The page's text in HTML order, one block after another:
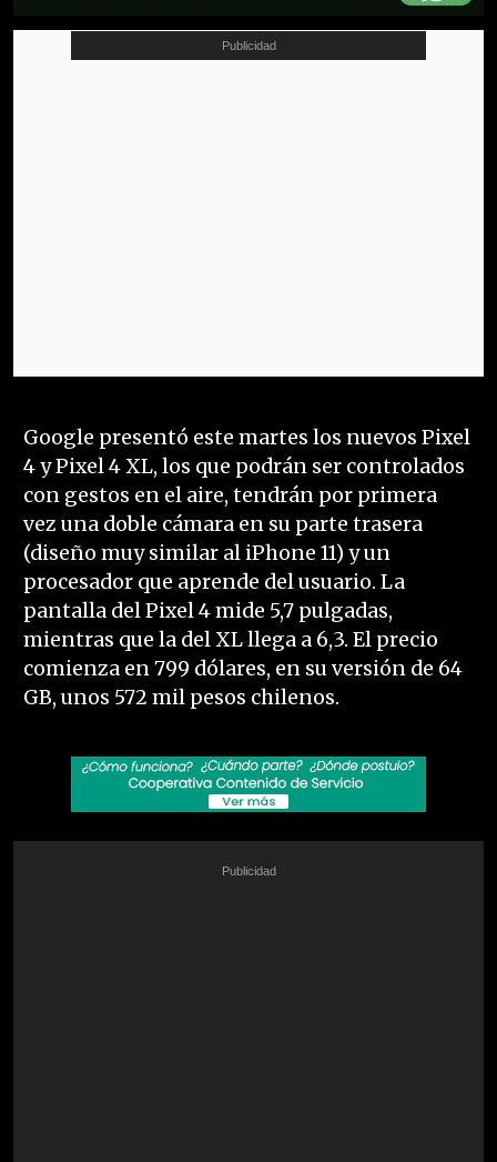
Google presentó este martes los nuevos Pixel
4 y Pixel 4 XL, los que podrán ser controlados
con gestos en el aire, tendrán por primera
vez una doble cámara en su parte trasera
(diseño muy similar al iPhone 11) y un
procesador que aprende del usuario. La
pantalla del Pixel 4 mide 5,7 pulgadas,
mientras que la del XL llega a 6,3. El precio
comienza en 799 dólares, en su versión de 64
GB, unos 572 mil pesos chilenos.